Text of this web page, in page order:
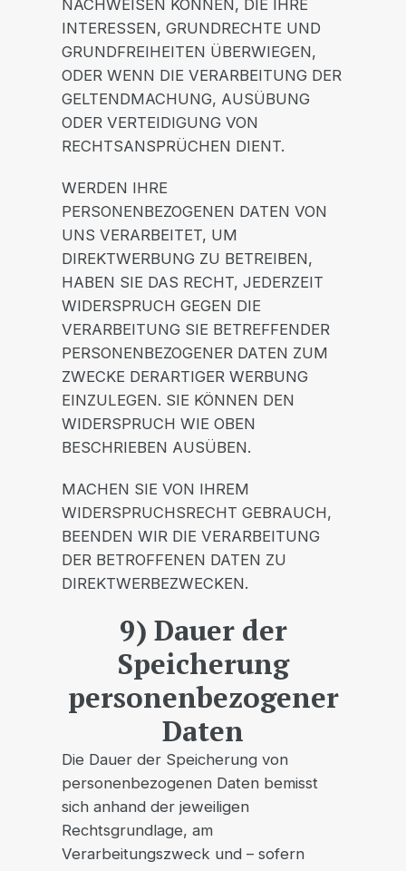
NACHWEISEN KÖNNEN, DIE IHRE
INTERESSEN, GRUNDRECHTE UND
GRUNDFREIHEITEN ÜBERWIEGEN,
ODER WENN DIE VERARBEITUNG DER
GELTENDMACHUNG, AUSÜBUNG
ODER VERTEIDIGUNG VON
RECHTSANSPRÜCHEN DIENT.
WERDEN IHRE
PERSONENBEZOGENEN DATEN VON
UNS VERARBEITET, UM
DIREKTWERBUNG ZU BETREIBEN,
HABEN SIE DAS RECHT, JEDERZEIT
WIDERSPRUCH GEGEN DIE
VERARBEITUNG SIE BETREFFENDER
PERSONENBEZOGENER DATEN ZUM
ZWECKE DERARTIGER WERBUNG
EINZULEGEN. SIE KÖNNEN DEN
WIDERSPRUCH WIE OBEN
BESCHRIEBEN AUSÜBEN.
MACHEN SIE VON IHREM
WIDERSPRUCHSRECHT GEBRAUCH,
BEENDEN WIR DIE VERARBEITUNG
DER BETROFFENEN DATEN ZU
DIREKTWERBEZWECKEN.
9) Dauer der
Speicherung
personenbezogener
Daten
Die Dauer der Speicherung von
personenbezogenen Daten bemisst
sich anhand der jeweiligen
Rechtsgrundlage, am
Verarbeitungszweck und – sofern